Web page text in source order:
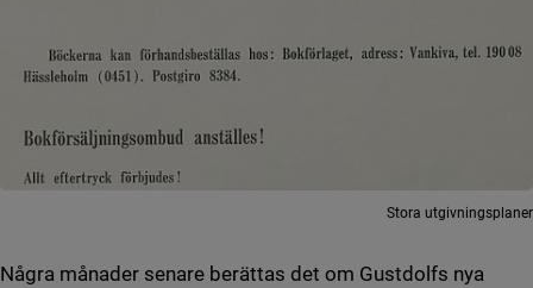
Stora utgivningsplaner
Några månader senare berättas det om Gustdolfs nya